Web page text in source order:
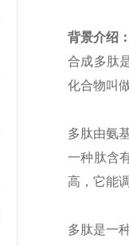
背景介绍
合成多肽
化合物叫
多肽由氨
一种肽含
高，它能
多肽是一